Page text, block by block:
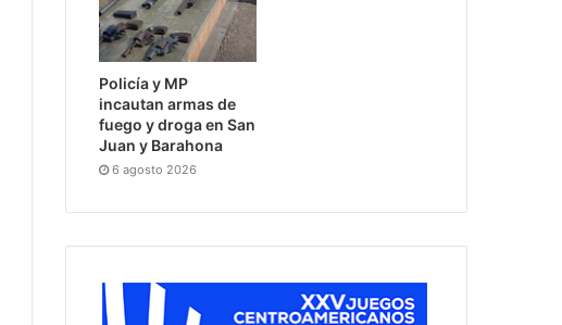
Policía y MP
incautan armas de
fuego y droga en San
Juan y Barahona
6 agosto 2026